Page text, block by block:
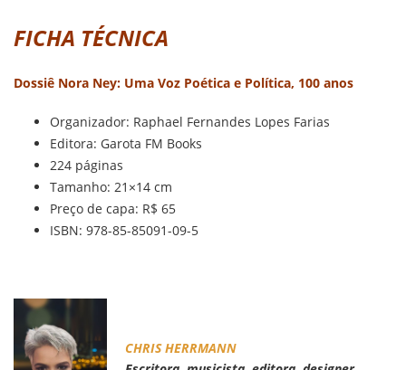
FICHA TÉCNICA
Dossiê Nora Ney: Uma Voz Poética e Política, 100 anos
Organizador: Raphael Fernandes Lopes Farias
Editora: Garota FM Books
224 páginas
Tamanho: 21×14 cm
Preço de capa: R$ 65
ISBN: 978-85-85091-09-5
CHRIS HERRMANN